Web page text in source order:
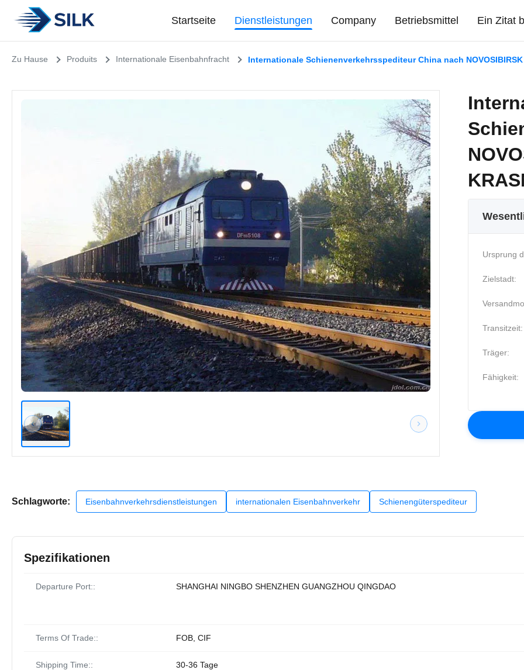
Startseite Dienstleistungen Company Betriebsmittel Ein Zitat
Zu Hause Produits Internationale Eisenbahnfracht Internationale Schienenverkehrsspediteur China nach NOVOSIBIRSK
Ursprung
Zielstadt:
Transitzeit:
Träger:
Fähigkeit:
Schlagworte: Eisenbahnverkehrsdienstleistungen internationalen Eisenbahnverkehr Schienengüterspediteur
Spezifikationen
Departure Port:: SHANGHAI NINGBO SHENZHEN GUANGZHOU QINGDAO
Terms Of Trade:: FOB, CIF
Shipping Time:: 30-36 Tage